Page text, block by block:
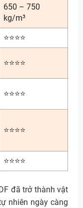
650 – 750
kg/m³
⭐⭐⭐⭐
⭐⭐⭐⭐
⭐⭐⭐⭐
⭐⭐⭐⭐
⭐⭐⭐⭐
đã trở thành vật
nhiên ngày càng